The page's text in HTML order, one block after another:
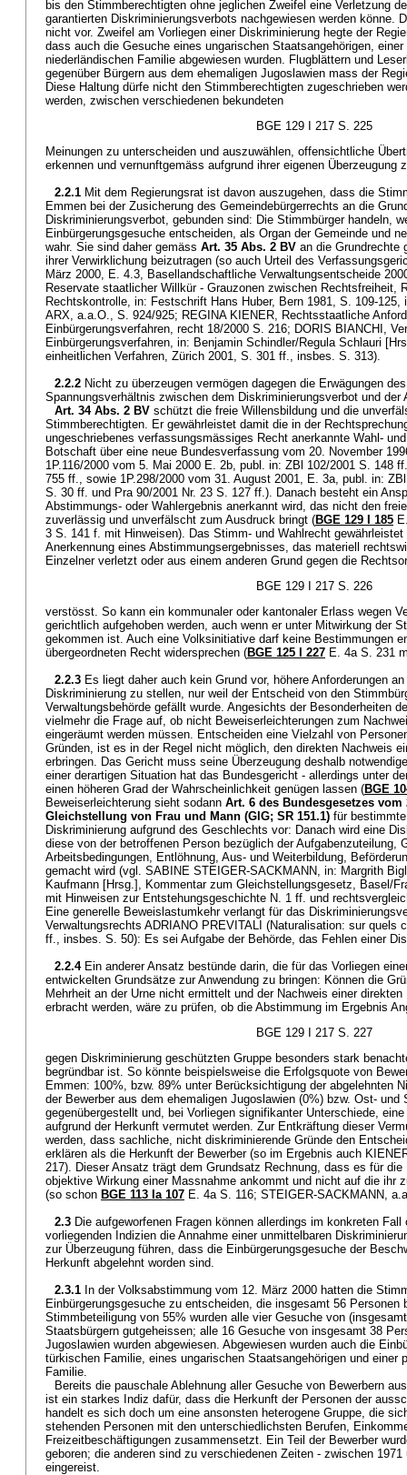
bis den Stimmberechtigten ohne jeglichen Zweifel eine Verletzung
garantierten Diskriminierungsverbots nachgewiesen werden könne.
nicht vor. Zweifel am Vorliegen einer Diskriminierung hegte der
dass auch die Gesuche eines ungarischen Staatsangehörigen,
niederländischen Familie abgewiesen wurden. Flugblättern und
gegenüber Bürgern aus dem ehemaligen Jugoslawien mass der
Diese Haltung dürfe nicht den Stimmberechtigten zugeschrieben
werden, zwischen verschiedenen bekundeten
BGE 129 I 217 S. 225
Meinungen zu unterscheiden und auszuwählen, offensichtliche
erkennen und vernunftgemäss aufgrund ihrer eigenen Überzeugung
2.2.1 Mit dem Regierungsrat ist davon auszugehen, dass die
Emmen bei der Zusicherung des Gemeindebürgerrechts an die
Diskriminierungsverbot, gebunden sind: Die Stimmbürger handeln,
Einbürgerungsgesuche entscheiden, als Organ der Gemeinde und
wahr. Sie sind daher gemäss Art. 35 Abs. 2 BV an die Grundrechte
ihrer Verwirklichung beizutragen (so auch Urteil des
März 2000, E. 4.3, Basellandschaftliche Verwaltungsentscheide
Reservate staatlicher Willkür - Grauzonen zwischen Rechtsfreiheit,
Rechtskontrolle, in: Festschrift Hans Huber, Bern 1981, S. 109-
ARX, a.a.O., S. 924/925; REGINA KIENER, Rechtsstaatliche
Einbürgerungsverfahren, recht 18/2000 S. 216; DORIS BIANCHI,
Einbürgerungsverfahren, in: Benjamin Schindler/Regula Schlauri
einheitlichen Verfahren, Zürich 2001, S. 301 ff., insbes. S. 313).
2.2.2 Nicht zu überzeugen vermögen dagegen die Erwägungen
Spannungsverhältnis zwischen dem Diskriminierungsverbot und der
Art. 34 Abs. 2 BV schützt die freie Willensbildung und die
Stimmberechtigten. Er gewährleistet damit die in der
ungeschriebenes verfassungsmässiges Recht anerkannte Wahl-
Botschaft über eine neue Bundesverfassung vom 20. November
1P.116/2000 vom 5. Mai 2000 E. 2b, publ. in: ZBl 102/2001 S. 148
755 ff., sowie 1P.298/2000 vom 31. August 2001, E. 3a, publ. in:
S. 30 ff. und Pra 90/2001 Nr. 23 S. 127 ff.). Danach besteht ein
Abstimmungs- oder Wahlergebnis anerkannt wird, das nicht den
zuverlässig und unverfälscht zum Ausdruck bringt (BGE 129 I 185
3 S. 141 f. mit Hinweisen). Das Stimm- und Wahlrecht
Anerkennung eines Abstimmungsergebnisses, das materiell
Einzelner verletzt oder aus einem anderen Grund gegen die
BGE 129 I 217 S. 226
verstösst. So kann ein kommunaler oder kantonaler Erlass wegen
gerichtlich aufgehoben werden, auch wenn er unter Mitwirkung der
gekommen ist. Auch eine Volksinitiative darf keine Bestimmungen
übergeordneten Recht widersprechen (BGE 125 I 227 E. 4a S. 231
2.2.3 Es liegt daher auch kein Grund vor, höhere Anforderungen
Diskriminierung zu stellen, nur weil der Entscheid von den
Verwaltungsbehörde gefällt wurde. Angesichts der Besonderheiten
vielmehr die Frage auf, ob nicht Beweiserleichterungen zum
eingeräumt werden müssen. Entscheiden eine Vielzahl von
Gründen, ist es in der Regel nicht möglich, den direkten Nachweis
erbringen. Das Gericht muss seine Überzeugung deshalb
einer derartigen Situation hat das Bundesgericht - allerdings unter
einen höheren Grad der Wahrscheinlichkeit genügen lassen (BGE
Beweiserleichterung sieht sodann Art. 6 des Bundesgesetzes vom
Gleichstellung von Frau und Mann (GlG; SR 151.1) für
Diskriminierung aufgrund des Geschlechts vor: Danach wird eine
diese von der betroffenen Person bezüglich der Aufgabenzuteilung,
Arbeitsbedingungen, Entlöhnung, Aus- und Weiterbildung,
gemacht wird (vgl. SABINE STEIGER-SACKMANN, in: Margrith
Kaufmann [Hrsg.], Kommentar zum Gleichstellungsgesetz, Basel/
mit Hinweisen zur Entstehungsgeschichte N. 1 ff. und
Eine generelle Beweislastumkehr verlangt für das
Verwaltungsrechts ADRIANO PREVITALI (Naturalisation: sur quels
ff., insbes. S. 50): Es sei Aufgabe der Behörde, das Fehlen einer
2.2.4 Ein anderer Ansatz bestünde darin, die für das Vorliegen
entwickelten Grundsätze zur Anwendung zu bringen: Können die
Mehrheit an der Urne nicht ermittelt und der Nachweis einer
erbracht werden, wäre zu prüfen, ob die Abstimmung im Ergebnis
BGE 129 I 217 S. 227
gegen Diskriminierung geschützten Gruppe besonders stark
begründbar ist. So könnte beispielsweise die Erfolgsquote von
Emmen: 100%, bzw. 89% unter Berücksichtigung der abgelehnten
der Bewerber aus dem ehemaligen Jugoslawien (0%) bzw. Ost- und
gegenübergestellt und, bei Vorliegen signifikanter Unterschiede,
aufgrund der Herkunft vermutet werden. Zur Entkräftung dieser
werden, dass sachliche, nicht diskriminierende Gründe den
erklären als die Herkunft der Bewerber (so im Ergebnis auch
217). Dieser Ansatz trägt dem Grundsatz Rechnung, dass es für
objektive Wirkung einer Massnahme ankommt und nicht auf die ihr
(so schon BGE 113 Ia 107 E. 4a S. 116; STEIGER-SACKMANN,
2.3 Die aufgeworfenen Fragen können allerdings im konkreten
vorliegenden Indizien die Annahme einer unmittelbaren
zur Überzeugung führen, dass die Einbürgerungsgesuche der
Herkunft abgelehnt worden sind.
2.3.1 In der Volksabstimmung vom 12. März 2000 hatten die
Einbürgerungsgesuche zu entscheiden, die insgesamt 56 Personen
Stimmbeteiligung von 55% wurden alle vier Gesuche von
Staatsbürgern gutgeheissen; alle 16 Gesuche von insgesamt 38
Jugoslawien wurden abgewiesen. Abgewiesen wurden auch die
türkischen Familie, eines ungarischen Staatsangehörigen und einer
Familie.
Bereits die pauschale Ablehnung aller Gesuche von Bewerbern
ist ein starkes Indiz dafür, dass die Herkunft der Personen der
handelt es sich doch um eine ansonsten heterogene Gruppe, die
stehenden Personen mit den unterschiedlichsten Berufen,
Freizeitbeschäftigungen zusammensetzt. Ein Teil der Bewerber
geboren; die anderen sind zu verschiedenen Zeiten - zwischen
eingereist.